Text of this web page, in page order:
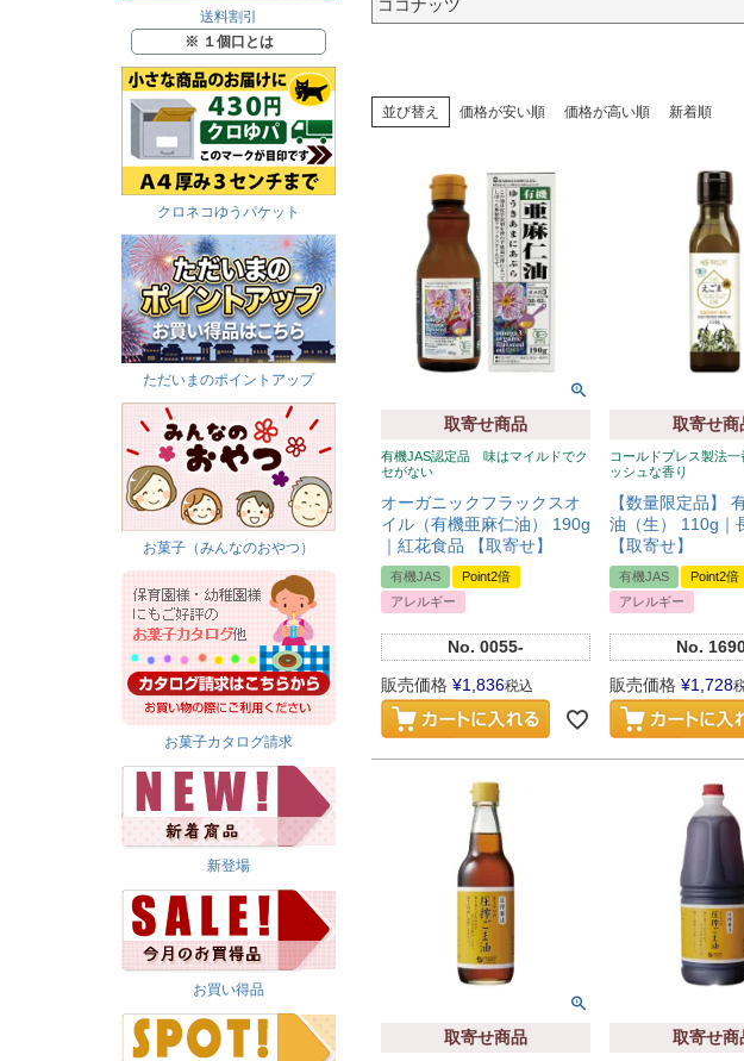
送料割引
※ １個口とは
クロネコゆうパケット
ただいまのポイントアップ
お菓子（みんなのおやつ）
お菓子カタログ請求
新登場
お買い得品
ココナッツ
並び替え 価格が安い順 価格が高い順 新着順
取寄せ商品
有機JAS認定品 味はマイルドでク
セがない
オーガニックフラックスオ
イル（有機亜麻仁油） 190g
｜紅花食品 【取寄せ】
有機JAS
Point2倍
アレルギー
No. 0055-
販売価格 ¥1,836税込
取寄せ商
コールドプレス製法
ッシュな香り
【数量限定品】
油（生） 110g｜
【取寄せ】
有機JAS
Point2倍
アレルギー
No.
販売価格 ¥1,728
取寄せ商品 取寄せ商